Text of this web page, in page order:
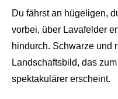
Du fährst an hügeligen,
vorbei, über Lavafelder
hindurch. Schwarze und
Landschaftsbild, das zum
spektakulärer erscheint.